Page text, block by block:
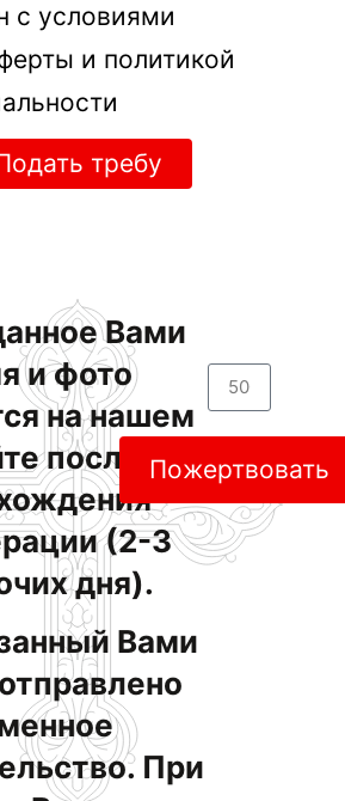
с условиями
и политикой
требу
Вами
и фото
на нашем
после
(2-3
дня).
Вами
При
Пожертвовать